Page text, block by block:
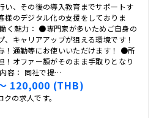
い、その後の導入教育までサポートす
様のデジタル化の支援をしておりま
く魅力： ●専門家が多いためご自身の
、キャリアアップが狙える環境です！
！通勤等にお使いいただけます！ ●所
！オファー額がそのまま手取りとなり
容： 同社で提…
120,000 (THB)
の求人です。